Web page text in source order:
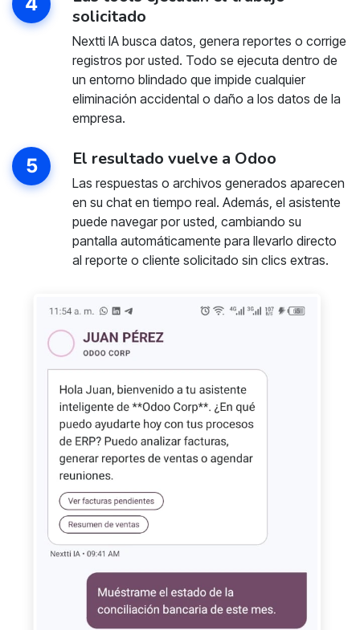
solicitado
Nextti IA busca datos, genera reportes o corrige
registros por usted. Todo se ejecuta dentro de
un entorno blindado que impide cualquier
eliminación accidental o daño a los datos de la
empresa.
5 El resultado vuelve a Odoo
Las respuestas o archivos generados aparecen
en su chat en tiempo real. Además, el asistente
puede navegar por usted, cambiando su
pantalla automáticamente para llevarlo directo
al reporte o cliente solicitado sin clics extras.